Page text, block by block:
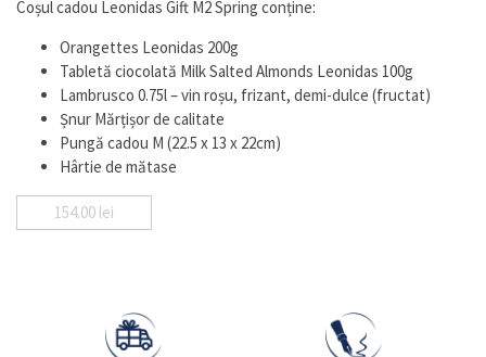
de
Coșul cadou Leonidas Gift M2 Spring conține:
Orangettes Leonidas 200g
Tabletă ciocolată Milk Salted Almonds Leonidas 100g
Lambrusco 0.75l – vin roșu, frizant, demi-dulce (fructat)
Șnur Mărțișor de calitate
Pungă cadou M (22.5 x 13 x 22cm)
Hârtie de mătase
154.00 lei